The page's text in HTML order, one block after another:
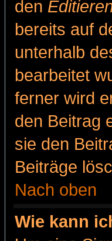
den
bereits auf
unterhalb
bearbeitet
ferner wird
den Beitrag
sie den
Beiträge
Nach oben
Wie kann